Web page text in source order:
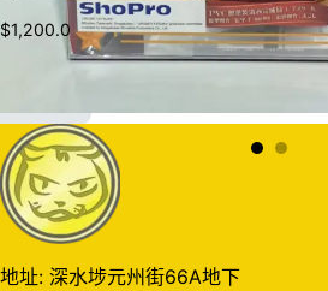
$1,200.0
地址: 深水埗元州街66A地下